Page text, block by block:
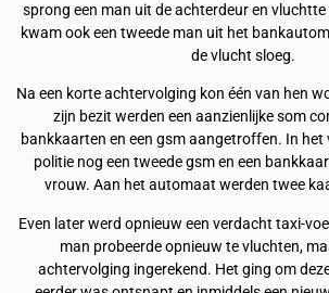
sprong een man uit de achterdeur en
kwam ook een tweede man uit het
de vlucht sloeg.
Na een korte achtervolging kon één van hen
zijn bezit werden een aanzienlijke som
bankkaarten en een gsm aangetroffen. In het
politie nog een tweede gsm en een
vrouw. Aan het automaat werden twee
Even later werd opnieuw een verdacht taxi-
man probeerde opnieuw te vluchten,
achtervolging ingerekend. Het ging om